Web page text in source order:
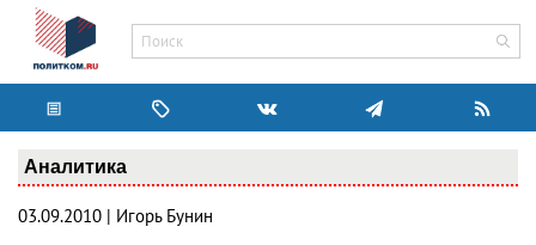
Аналитика
03.09.2010 | Игорь Бунин